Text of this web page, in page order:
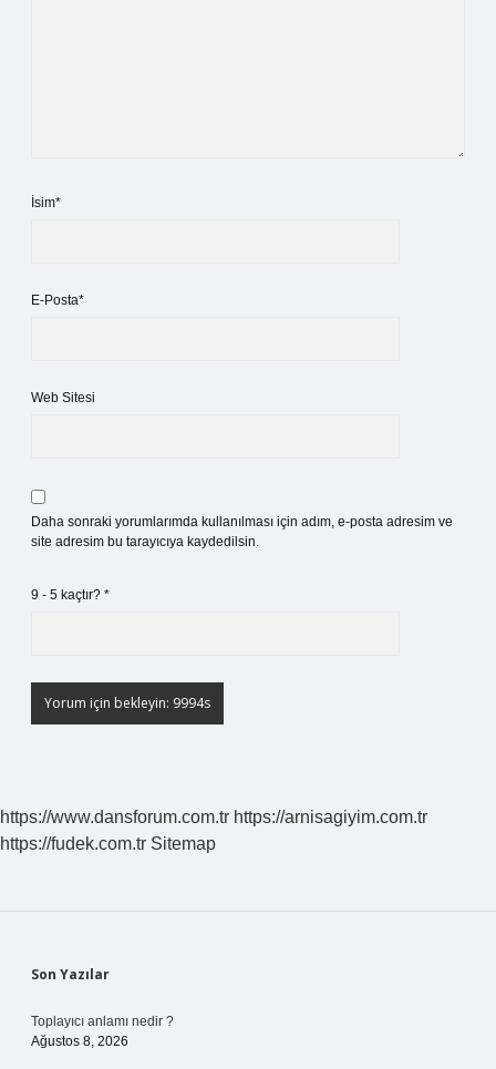
İsim*
E-Posta*
Web Sitesi
Daha sonraki yorumlarımda kullanılması için adım, e-posta adresim ve
site adresim bu tarayıcıya kaydedilsin.
9 - 5 kaçtır? *
https://www.dansforum.com.tr https://arnisagiyim.com.tr
https://fudek.com.tr Sitemap
Sidebar
Son Yazılar
Toplayıcı anlamı nedir ?
Ağustos 8, 2026